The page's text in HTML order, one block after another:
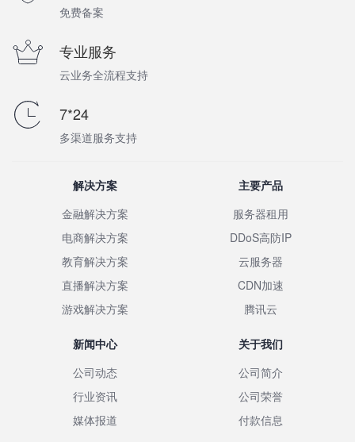
免费备案
专业服务
云业务全流程支持
7*24
多渠道服务支持
解决方案
金融解决方案
电商解决方案
教育解决方案
直播解决方案
游戏解决方案
主要产品
服务器租用
DDoS高防IP
云服务器
CDN加速
腾讯云
新闻中心
公司动态
行业资讯
媒体报道
关于我们
公司简介
公司荣誉
付款信息